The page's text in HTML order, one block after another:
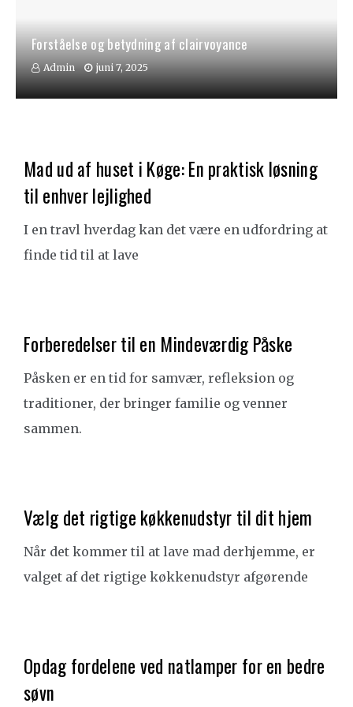
Forståelse og betydning af clairvoyance
Admin juni 7, 2025
Mad ud af huset i Køge: En praktisk løsning
til enhver lejlighed
I en travl hverdag kan det være en udfordring at
finde tid til at lave
Forberedelser til en Mindeværdig Påske
Påsken er en tid for samvær, refleksion og
traditioner, der bringer familie og venner
sammen.
Vælg det rigtige køkkenudstyr til dit hjem
Når det kommer til at lave mad derhjemme, er
valget af det rigtige køkkenudstyr afgørende
Opdag fordelene ved natlamper for en bedre
søvn